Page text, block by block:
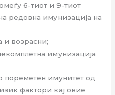
6-тиот и 9-тиот
редовна имунизација на
и возрасни;
имунизација
пореметен имунитет од
фактори кај овие